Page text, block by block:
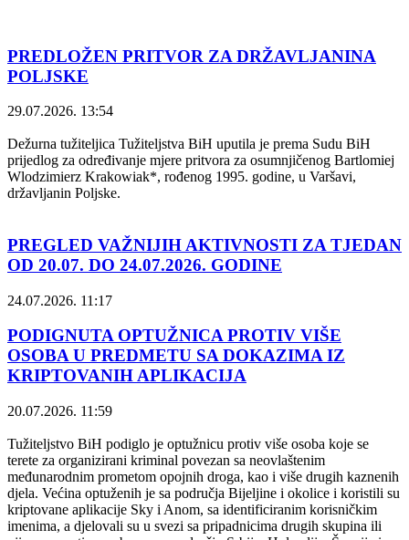
PREDLOŽEN PRITVOR ZA DRŽAVLJANINA
POLJSKE
29.07.2026. 13:54
Dežurna tužiteljica Tužiteljstva BiH uputila je prema Sudu BiH
prijedlog za određivanje mjere pritvora za osumnjičenog Bartlomiej
Wlodzimierz Krakowiak*, rođenog 1995. godine, u Varšavi,
državljanin Poljske.
PREGLED VAŽNIJIH AKTIVNOSTI ZA TJEDAN
OD 20.07. DO 24.07.2026. GODINE
24.07.2026. 11:17
PODIGNUTA OPTUŽNICA PROTIV VIŠE
OSOBA U PREDMETU SA DOKAZIMA IZ
KRIPTOVANIH APLIKACIJA
20.07.2026. 11:59
Tužiteljstvo BiH podiglo je optužnicu protiv više osoba koje se
terete za organizirani kriminal povezan sa neovlaštenim
međunarodnim prometom opojnih droga, kao i više drugih kaznenih
djela. Većina optuženih je sa područja Bijeljine i okolice i koristili su
kriptovane aplikacije Sky i Anom, sa identificiranim korisničkim
imenima, a djelovali su u svezi sa pripadnicima drugih skupina ili